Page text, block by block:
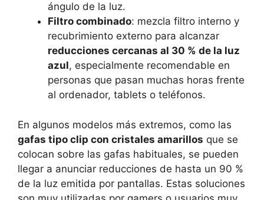
ángulo de la luz.
Filtro combinado: mezcla filtro interno y
recubrimiento externo para alcanzar
reducciones cercanas al 30 % de la luz
azul, especialmente recomendable en
personas que pasan muchas horas frente
al ordenador, tablets o teléfonos.
En algunos modelos más extremos, como las
gafas tipo clip con cristales amarillos que se
colocan sobre las gafas habituales, se pueden
llegar a anunciar reducciones de hasta un 90 %
de la luz emitida por pantallas. Estas soluciones